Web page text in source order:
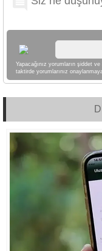
Yapacağınız yorumların şiddet
taktirde yorumlarınız